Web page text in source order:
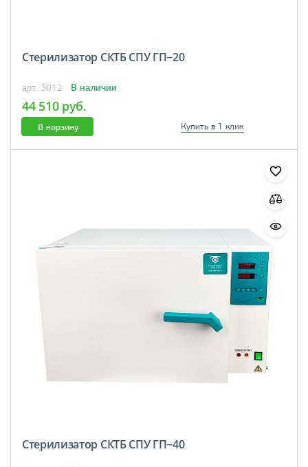
Стерилизатор СКТБ СПУ ГП−20
арт. 3012 В наличии
44 510 руб.
В корзину Купить в 1 клик
Стерилизатор СКТБ СПУ ГП−40